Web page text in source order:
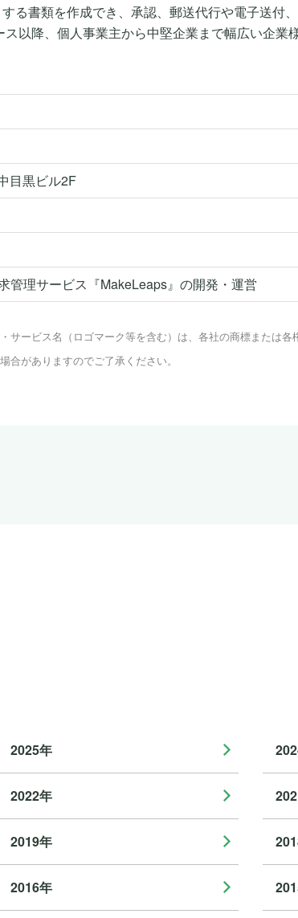
る書類を作成でき、承認、郵送代行や電子送付
以降、個人事業主から中堅企業まで幅広い企業
目黒ビル2F
管理サービス『MakeLeaps』の開発・運営
ービス名（ロゴマーク等を含む）は、各社の商標または各
合がありますのでご了承ください。
2025年
2022年
2019年
2016年